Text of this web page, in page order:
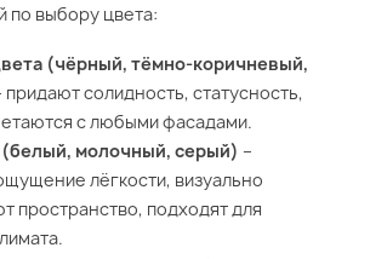
по выбору цвета:
(чёрный, тёмно-коричневый,
придают солидность, статусность,
с любыми фасадами.
молочный, серый) –
лёгкости, визуально
пространство, подходят для